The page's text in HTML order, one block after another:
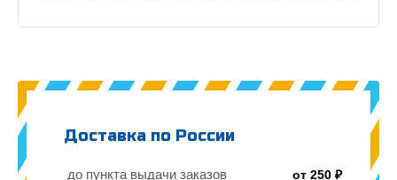
Доставка по России
до пункта выдачи заказов от 250 ₽